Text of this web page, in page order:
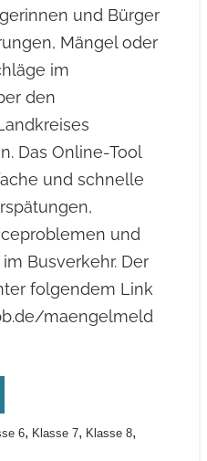
und Bürger
Mängel oder
im
den
Das Online-Tool
und schnelle
und
Busverkehr. Der
folgendem Link
maengelmeld
6, Klasse 7, Klasse 8,